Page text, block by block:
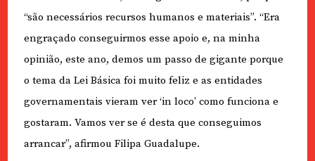
“são necessários recursos humanos e materiais”. “Era
engraçado conseguirmos esse apoio e, na minha
opinião, este ano, demos um passo de gigante porque
o tema da Lei Básica foi muito feliz e as entidades
governamentais vieram ver ‘in loco’ como funciona e
gostaram. Vamos ver se é desta que conseguimos
arrancar”, afirmou Filipa Guadalupe.